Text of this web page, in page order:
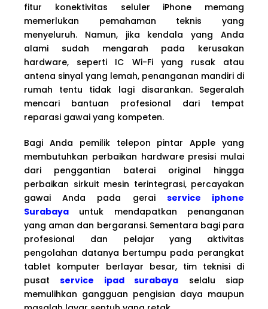
fitur konektivitas seluler iPhone memang
memerlukan pemahaman teknis yang
menyeluruh. Namun, jika kendala yang Anda
alami sudah mengarah pada kerusakan
hardware, seperti IC Wi-Fi yang rusak atau
antena sinyal yang lemah, penanganan mandiri di
rumah tentu tidak lagi disarankan. Segeralah
mencari bantuan profesional dari tempat
reparasi gawai yang kompeten.
Bagi Anda pemilik telepon pintar Apple yang
membutuhkan perbaikan hardware presisi mulai
dari penggantian baterai original hingga
perbaikan sirkuit mesin terintegrasi, percayakan
gawai Anda pada gerai service iphone
Surabaya untuk mendapatkan penanganan
yang aman dan bergaransi. Sementara bagi para
profesional dan pelajar yang aktivitas
pengolahan datanya bertumpu pada perangkat
tablet komputer berlayar besar, tim teknisi di
pusatservice ipad surabaya selalu siap
memulihkan gangguan pengisian daya maupun